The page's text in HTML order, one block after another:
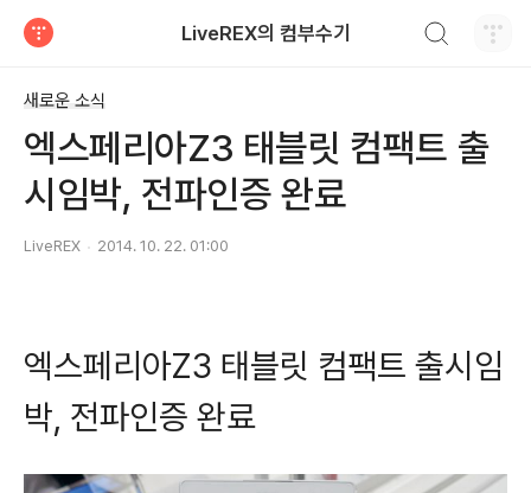
LiveREX의 컴부수기
새로운 소식
엑스페리아Z3 태블릿 컴팩트 출
시임박, 전파인증 완료
LiveREX 2014. 10. 22. 01:00
엑스페리아Z3 태블릿 컴팩트 출시임
박, 전파인증 완료